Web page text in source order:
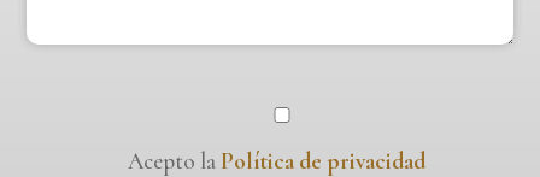
Acepto la Política de privacidad